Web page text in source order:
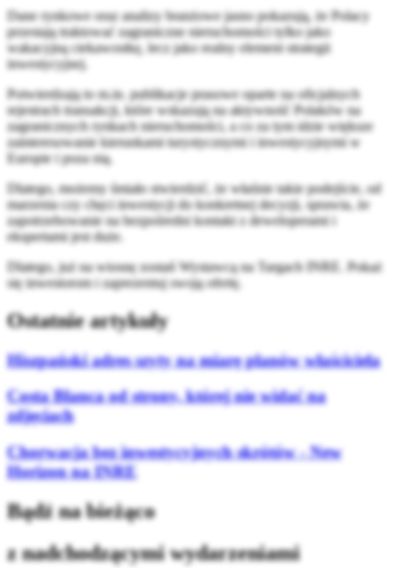
Dane rynkowe oraz analizy branżowe jasno pokazują, że Polacy
przestają traktować zagraniczne nieruchomości tylko jako
wakacyjną ciekawostkę, lecz jako realny element strategii
inwestycyjnej.
Potwierdzają to m.in. publikacje prasowe oparte na oficjalnych
rejestrach transakcji, które wskazują na aktywność Polaków na
zagranicznych rynkach nieruchomości, a co za tym idzie większe
zainteresowanie kierunkami turystycznymi i inwestycyjnymi w
Europie i poza nią.
Dlatego, możemy śmiało stwierdzić, że właśnie takie podejście, od
marzenia czy chęci inwestycji do konkretnej decyzji, sprawia, że
zapotrzebowanie na bezpośredni kontakt z deweloperami i
ekspertami jest duże.
Dlatego, już na wiosnę zostań Wystawcą na Targach INRE. Pokaż
się inwestorom i zaprezentuj swoją ofertę.
Ostatnie artykuły
Hiszpański adres szyty na miarę planów właściciela
Costa Blanca od strony, której nie widać na
zdjęciach
Chorwacja bez inwestycyjnych skrótów - New
Horizon na INRE
Bądź na bieżąco
z nadchodzącymi wydarzeniami